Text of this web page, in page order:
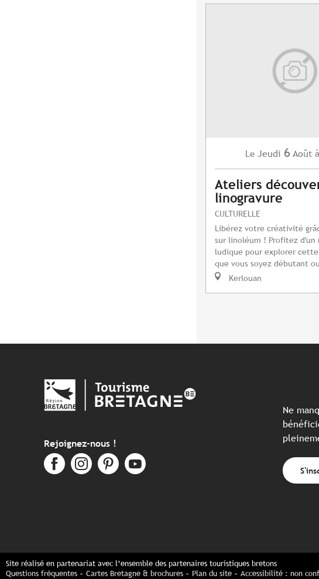
Le Jeudi 6 Août
Ateliers
linogravure
CULTURELLE
Libérez votre créativité
sur linoléum ! Profitez d'un
ludique pour explorer
que vous soyez débutant
Kerlouan
Rejoignez-nous !
Ne
Site réalisé en partenariat avec l’ensemble des partenaires touristiques bretons
Questions fréquentes
Cartes Bretagne & brochures Plan du site Accessibilité : non